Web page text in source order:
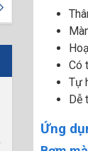
Có
Tự
Dễ
Ứng